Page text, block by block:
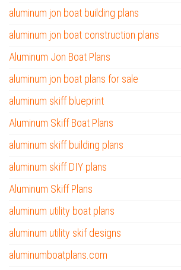
aluminum jon boat building plans
aluminum jon boat construction plans
Aluminum Jon Boat Plans
aluminum jon boat plans for sale
aluminum skiff blueprint
Aluminum Skiff Boat Plans
aluminum skiff building plans
aluminum skiff DIY plans
Aluminum Skiff Plans
aluminum utility boat plans
aluminum utility skif designs
aluminumboatplans.com